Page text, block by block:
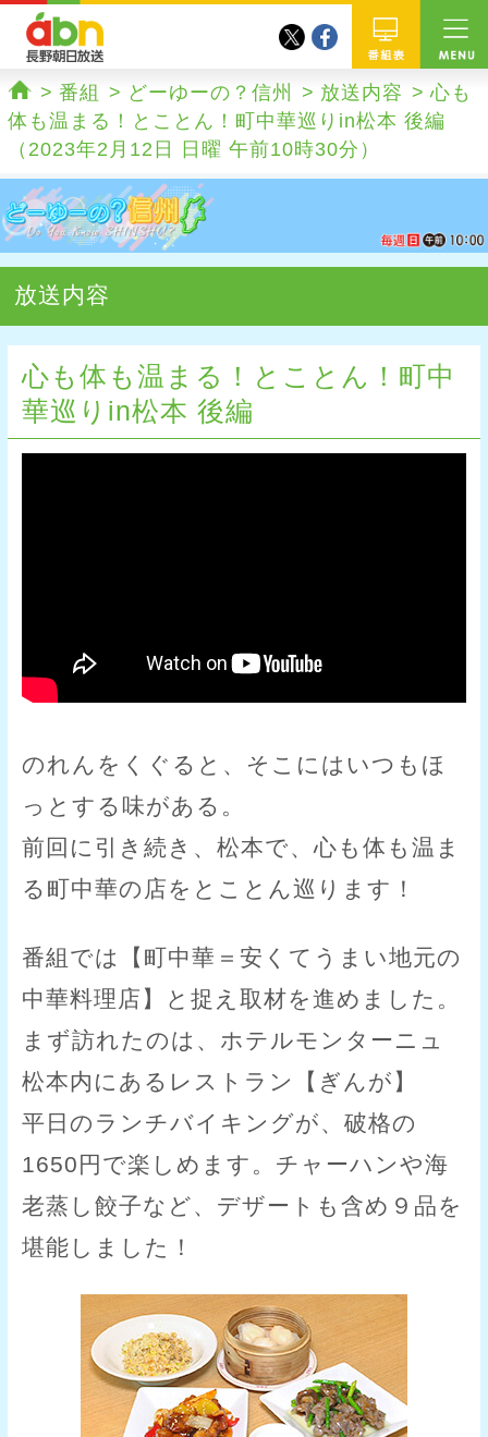
番組
twitterfacebook
ホーム
番組 どーゆーの？信州 放送内容
心も
体も温まる！とことん！町中華巡りin松本 後編
（2023年2月12日 日曜 午前10時30分）
放送内容
心も体も温まる！とことん！町中
華巡りin松本 後編
のれんをくぐると、そこにはいつもほ
っとする味がある。
前回に引き続き、松本で、心も体も温ま
る町中華の店をとことん巡ります！
番組では【町中華＝安くてうまい地元の
中華料理店】と捉え取材を進めました。
まず訪れたのは、ホテルモンターニュ
松本内にあるレストラン【ぎんが】
平日のランチバイキングが、破格の
1650円で楽しめます。チャーハンや海
老蒸し餃子など、デザートも含め９品を
堪能しました！